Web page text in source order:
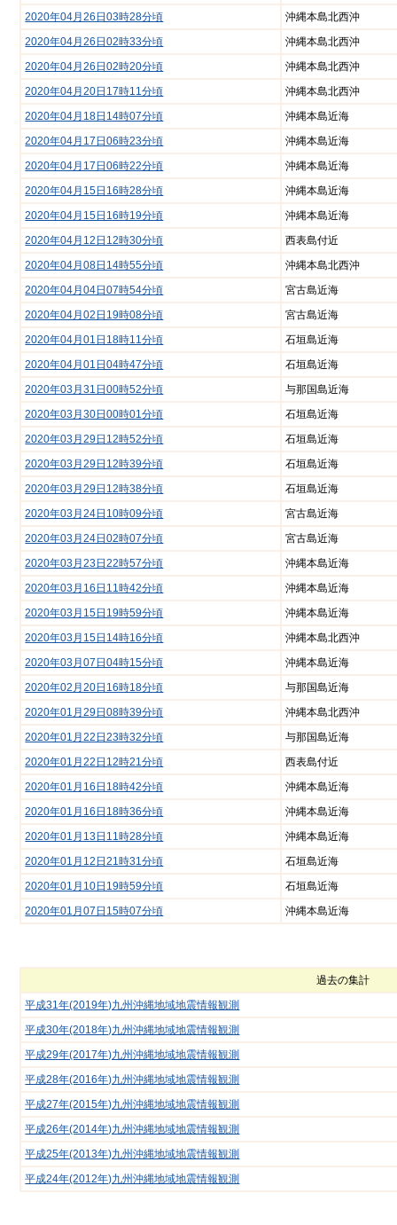
わ
せ
は
じ
め
て
ご
利
用
の
方
へ
新型コロナウイルス 関連
イベントカレンダー
サイトコンセプト
2020年04月26日03時28分頃
沖縄本島北西沖
2020年04月26日02時33分頃
沖縄本島北西沖
2020年04月26日02時20分頃
沖縄本島北西沖
2020年04月20日17時11分頃
沖縄本島北西沖
2020年04月18日14時07分頃
沖縄本島近海
2020年04月17日06時23分頃
沖縄本島近海
2020年04月17日06時22分頃
沖縄本島近海
2020年04月15日16時28分頃
沖縄本島近海
2020年04月15日16時19分頃
沖縄本島近海
2020年04月12日12時30分頃
西表島付近
2020年04月08日14時55分頃
沖縄本島北西沖
2020年04月04日07時54分頃
宮古島近海
2020年04月02日19時08分頃
宮古島近海
2020年04月01日18時11分頃
石垣島近海
2020年04月01日04時47分頃
石垣島近海
2020年03月31日00時52分頃
与那国島近海
2020年03月30日00時01分頃
石垣島近海
2020年03月29日12時52分頃
石垣島近海
2020年03月29日12時39分頃
石垣島近海
2020年03月29日12時38分頃
石垣島近海
2020年03月24日10時09分頃
宮古島近海
2020年03月24日02時07分頃
宮古島近海
2020年03月23日22時57分頃
沖縄本島近海
2020年03月16日11時42分頃
沖縄本島近海
2020年03月15日19時59分頃
沖縄本島近海
2020年03月15日14時16分頃
沖縄本島北西沖
2020年03月07日04時15分頃
沖縄本島近海
2020年02月20日16時18分頃
与那国島近海
2020年01月29日08時39分頃
沖縄本島北西沖
2020年01月22日23時32分頃
与那国島近海
2020年01月22日12時21分頃
西表島付近
2020年01月16日18時42分頃
沖縄本島近海
2020年01月16日18時36分頃
沖縄本島近海
2020年01月13日11時28分頃
沖縄本島近海
2020年01月12日21時31分頃
石垣島近海
2020年01月10日19時59分頃
石垣島近海
2020年01月07日15時07分頃
沖縄本島近海
過去の集計
平成31年(2019年)九州沖縄地域地震情報観測
平成30年(2018年)九州沖縄地域地震情報観測
平成29年(2017年)九州沖縄地域地震情報観測
平成28年(2016年)九州沖縄地域地震情報観測
平成27年(2015年)九州沖縄地域地震情報観測
平成26年(2014年)九州沖縄地域地震情報観測
平成25年(2013年)九州沖縄地域地震情報観測
平成24年(2012年)九州沖縄地域地震情報観測